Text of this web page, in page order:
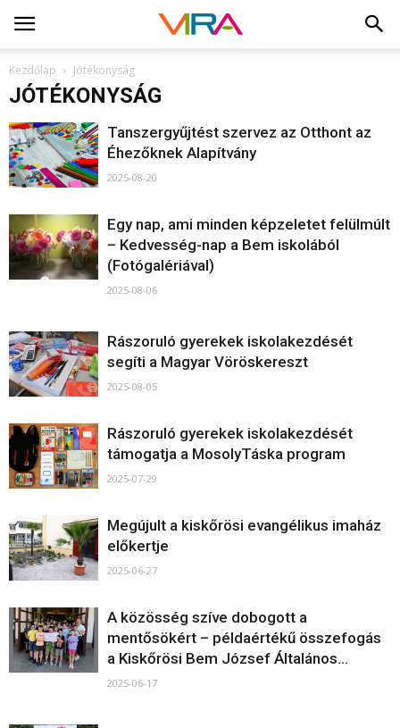
Kezdőlap Jótékonyság
JÓTÉKONYSÁG
Tanszergyűjtést szervez az Otthont az
Éhezőknek Alapítvány
2025-08-20
Egy nap, ami minden képzeletet felülmúlt
– Kedvesség-nap a Bem iskolából
(Fotógalériával)
2025-08-06
Rászoruló gyerekek iskolakezdését
segíti a Magyar Vöröskereszt
2025-08-05
Rászoruló gyerekek iskolakezdését
támogatja a MosolyTáska program
2025-07-29
Megújult a kiskőrösi evangélikus imaház
előkertje
2025-06-27
A közösség szíve dobogott a
mentősökért – példaértékű összefogás
a Kiskőrösi Bem József Általános...
2025-06-17